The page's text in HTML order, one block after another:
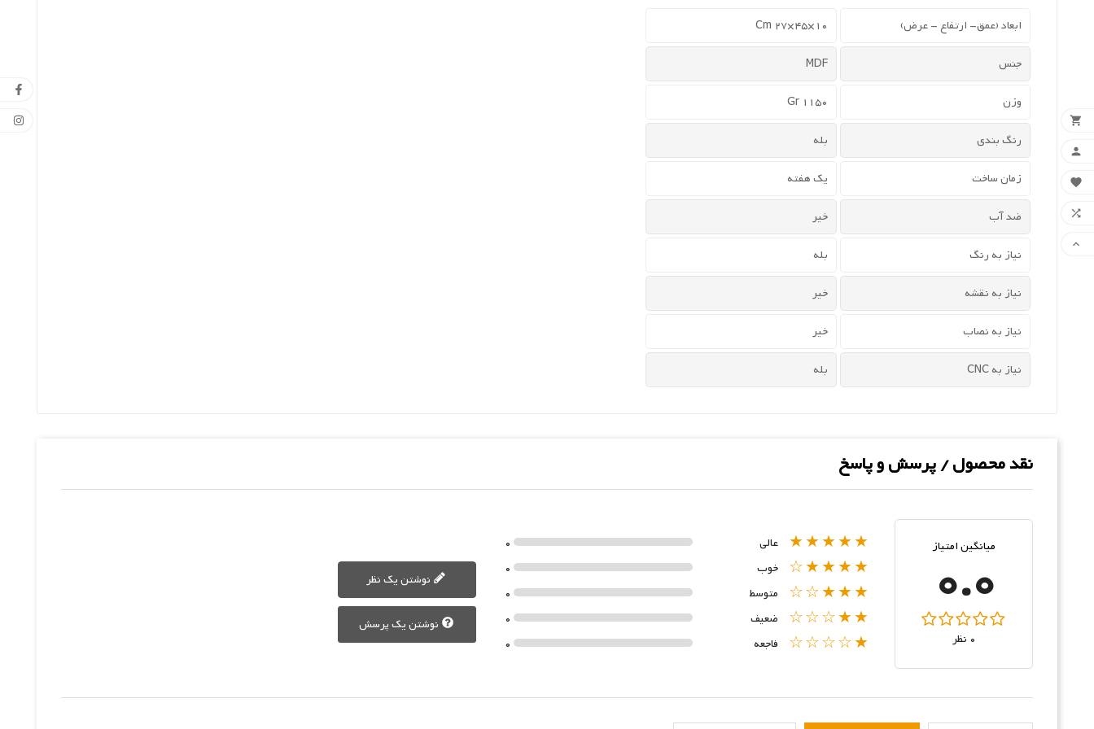
ابعاد (عمق- ارتفاع - عرض) 10×45×27 Cm
جنس MDF
وزن 1150 Gr
رنگ بندی بله
زمان ساخت یک هفته
ضد آب خیر
نیاز به رنگ بله
نیاز به نقشه خیر
نیاز به نصاب خیر
نیاز به CNC بله
نقد محصول / پرسش و پاسخ
میانگین امتیاز
0.0
0 نظر
★★★★★ عالی 0
★★★★☆ خوب 0
★★★☆☆ متوسط 0
★★☆☆☆ ضعیف 0
★☆☆☆☆ فاجعه 0
نوشتن یک نظر
نوشتن یک پرسش




